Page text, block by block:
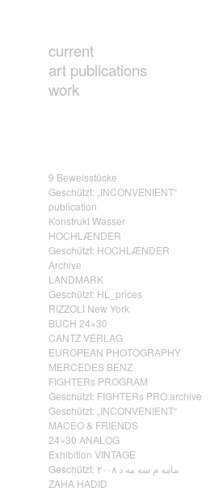
current
art publications
work
9 Beweisstücke
Geschützt: „INCONVENIENT“
publication
Konstrukt Wasser
HOCHLÆNDER
Geschützt: HOCHLÆNDER
Archive
LANDMARK
Geschützt: HL_prices
RIZZOLI New York
BUCH 24×30
CANTZ VERLAG
EUROPEAN PHOTOGRAPHY
MERCEDES BENZ
FIGHTERs PROGRAM
Geschützt: FIGHTERs PRO.archive
Geschützt: „INCONVENIENT“
MACEO & FRIENDS
24×30 ANALOG
Exhibition VINTAGE
Geschützt: مامه م سه مه د ٢٠٠٨
ZAHA HADID